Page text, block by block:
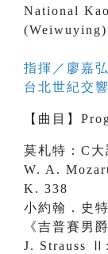
National
(Weiwuying)
指揮／ 廖嘉弘
台北世紀交
【 曲目 】
莫札特：C
W. A.
K. 338
小約翰．史
《吉普賽男爵
J. Strauss